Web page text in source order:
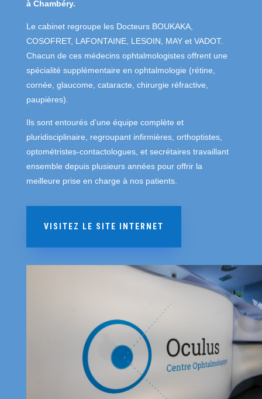
à Chambéry.
Le cabinet regroupe les Docteurs BOUKAKA,
COSOFRET, LAFONTAINE, LESOIN, MAY et VADOT.
Chacun de ces médecins ophtalmologistes offrent une
spécialité supplémentaire en ophtalmologie (rétine,
cornée, glaucome, cataracte, chirurgie réfractive,
paupières).
Ils sont entourés d’une équipe complète et
pluridisciplinaire, regroupant infirmières, orthoptistes,
optométristes-contactologues, et secrétaires travaillant
ensemble depuis plusieurs années pour offrir la
meilleure prise en charge à nos patients.
VISITEZ LE SITE INTERNET